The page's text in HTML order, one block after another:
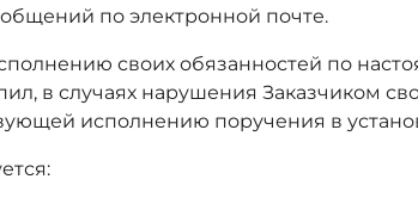
по электронной почте.
своих обязанностей по
в случаях нарушения Заказчиком
исполнению поручения в